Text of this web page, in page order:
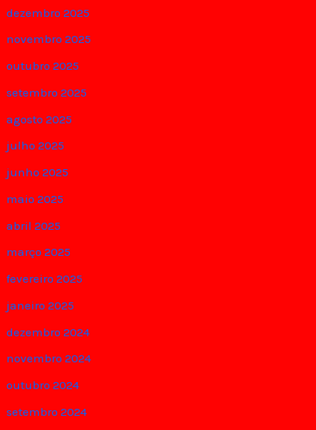
dezembro 2025
novembro 2025
outubro 2025
setembro 2025
agosto 2025
julho 2025
junho 2025
maio 2025
abril 2025
março 2025
fevereiro 2025
janeiro 2025
dezembro 2024
novembro 2024
outubro 2024
setembro 2024